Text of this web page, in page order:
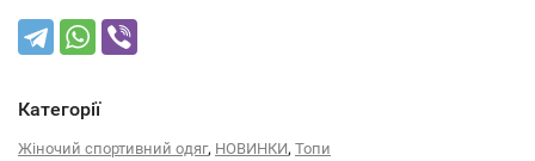
Категорії
Жіночий спортивний одяг, НОВИНКИ, Топи